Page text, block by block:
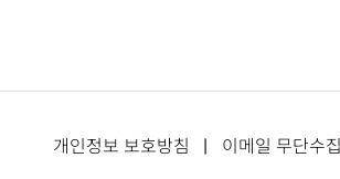
개인정보 보호방침 | 이메일 무단수